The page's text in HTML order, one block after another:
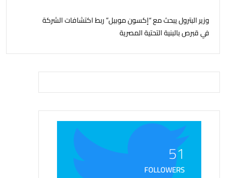
وزير البترول يبحث مع “إكسون موبيل” ربط اكتشافات الشركة
في قبرص بالبنية التحتية المصرية
51
FOLLOWERS